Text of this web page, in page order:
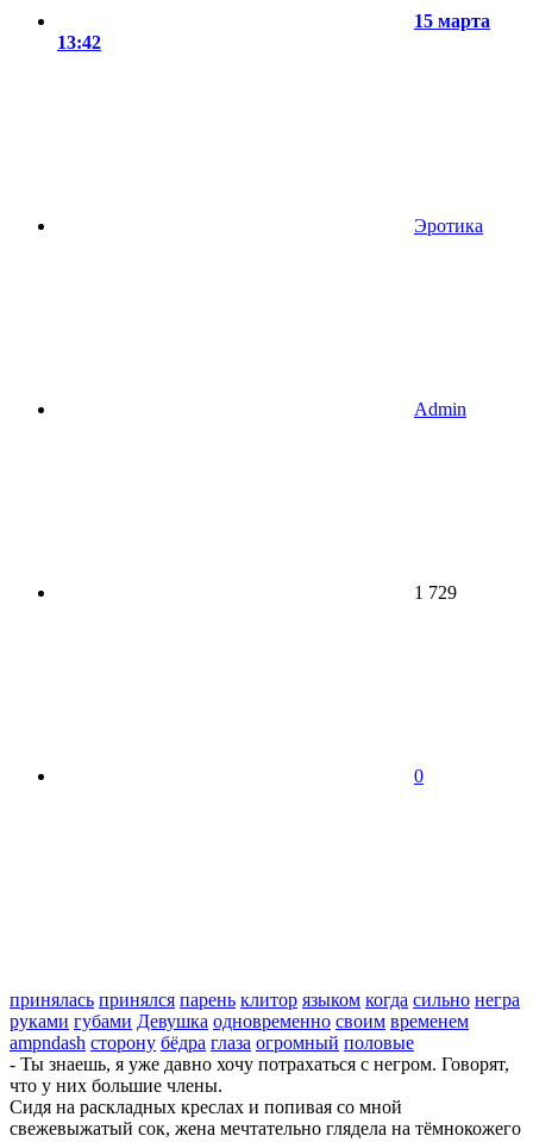
15 марта
13:42
Эротика
Admin
1 729
0
принялась принялся парень клитор языком когда сильно негра
руками губами Девушка одновременно своим временем
ampndash сторону бёдра глаза огромный половые
- Ты знаешь, я уже давно хочу потрахаться с негром. Говорят,
что у них большие члены.
Сидя на раскладных креслах и попивая со мной
свежевыжатый сок, жена мечтательно глядела на тёмнокожего